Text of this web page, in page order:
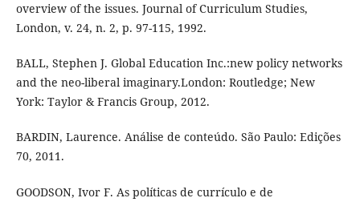
overview of the issues. Journal of Curriculum Studies,
London, v. 24, n. 2, p. 97-115, 1992.
BALL, Stephen J. Global Education Inc.:new policy networks
and the neo-liberal imaginary.London: Routledge; New
York: Taylor & Francis Group, 2012.
BARDIN, Laurence. Análise de conteúdo. São Paulo: Edições
70, 2011.
GOODSON, Ivor F. As políticas de currículo e de